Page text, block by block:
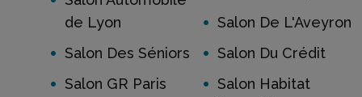
de Lyon
Salon Des Séniors
Salon GR Paris
Salon De L'Aveyron
Salon Du Crédit
Salon Habitat